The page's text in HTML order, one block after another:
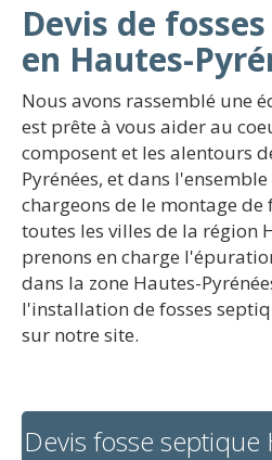
Devis de
en Hautes-
Nous avons rassemblé une
est prête à vous aider au
composent et les alentours
Pyrénées, et dans
chargeons de le montage
toutes les villes de la région
prenons en charge
dans la zone Hautes-
l'installation de fosses
sur notre site.
Devis fosse septique